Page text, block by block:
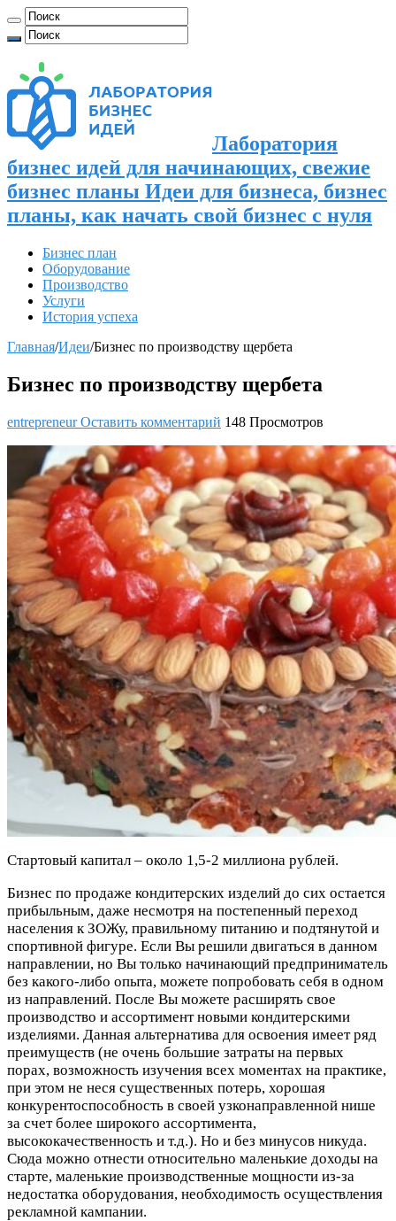
Лаборатория
бизнес идей для начинающих, свежие
бизнес планы Идеи для бизнеса, бизнес
планы, как начать свой бизнес с нуля
Бизнес план
Оборудование
Производство
Услуги
История успеха
Главная/Идеи/Бизнес по производству щербета
Бизнес по производству щербета
entrepreneurОставить комментарий 148 Просмотров
Стартовый капитал – около 1,5-2 миллиона рублей.
Бизнес по продаже кондитерских изделий до сих остается
прибыльным, даже несмотря на постепенный переход
населения к ЗОЖу, правильному питанию и подтянутой и
спортивной фигуре. Если Вы решили двигаться в данном
направлении, но Вы только начинающий предприниматель
без какого-либо опыта, можете попробовать себя в одном
из направлений. После Вы можете расширять свое
производство и ассортимент новыми кондитерскими
изделиями. Данная альтернатива для освоения имеет ряд
преимуществ (не очень большие затраты на первых
порах, возможность изучения всех моментах на практике,
при этом не неся существенных потерь, хорошая
конкурентоспособность в своей узконаправленной нише
за счет более широкого ассортимента,
высококачественность и т.д.). Но и без минусов никуда.
Сюда можно отнести относительно маленькие доходы на
старте, маленькие производственные мощности из-за
недостатка оборудования, необходимость осуществления
рекламной кампании.